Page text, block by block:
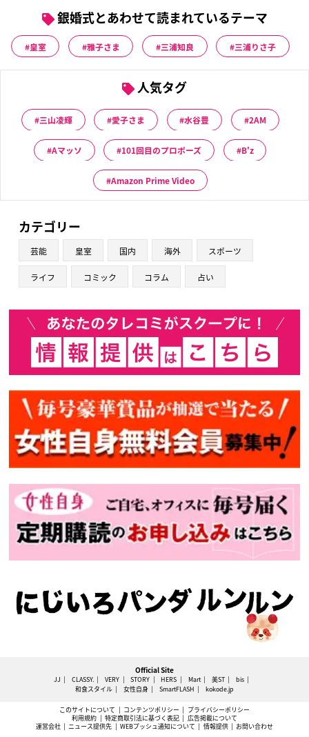
銀婚式とあわせて読まれているテーマ
皇室 雅子さま 三浦知良 三浦りさ子
人気タグ
三山凌輝 愛子さま 水谷豊 2AM
Aマッソ 101回目のプロポーズ B'z
Amazon Prime Video
カテゴリー
芸能 皇室 国内 海外 スポーツ
ライフ コミック コラム 占い
Official Site
JJ CLASSY. VERY STORY HERS Mart 美ST
bis
和食スタイル
女性自身 SmartFLASH kokode.jp
このサイトについて コンテンツポリシー
プライバシーポリシー
利用規約
特定商取引法に基づく表記
広告掲載について
運営会社
ニュース提供先 WEBプッシュ通知について 情報提供 お問い合わせ